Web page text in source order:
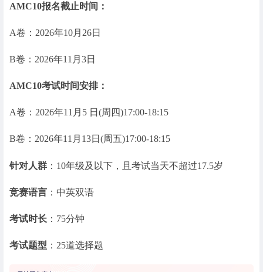
AMC10报名截止时间：
A卷：2026年10月26日
B卷：2026年11月3日
AMC10考试时间安排：
A卷：2026年11月5 日(周四)17:00-18:15
B卷：2026年11月13日(周五)17:00-18:15
针对人群 ：10年级及以下，且考试当天不超过17.5岁
竞赛语言 ：中英双语
考试时长 ：75分钟
考试题型 ：25道选择题